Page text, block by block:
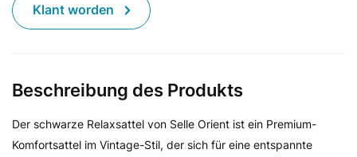
Klant worden
Beschreibung des Produkts
Der schwarze Relaxsattel von Selle Orient ist ein Premium-
Komfortsattel im Vintage-Stil, der sich für eine entspannte